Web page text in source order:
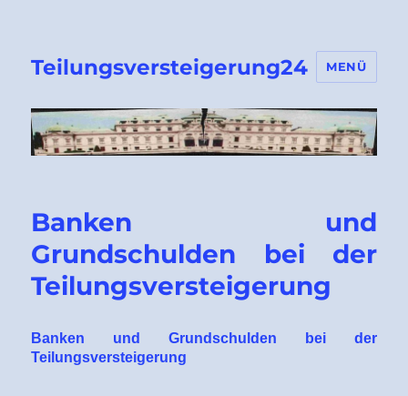
Teilungsversteigerung24 MENÜ
Banken und
Grundschulden bei der
Teilungsversteigerung
Banken und Grundschulden bei der
Teilungsversteigerung